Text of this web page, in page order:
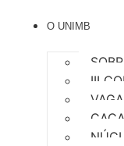
O UNIMB
III